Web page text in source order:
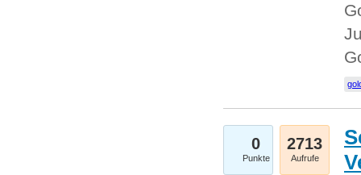
0
Punkte
2713
Aufrufe